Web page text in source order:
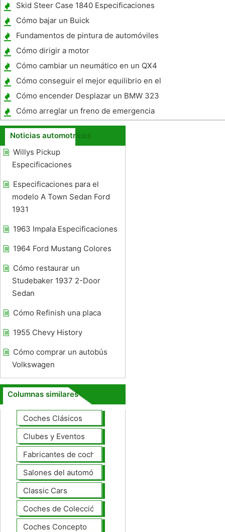
Skid Steer Case 1840 Especificaciones
Cómo bajar un Buick
Fundamentos de pintura de automóviles
Cómo dirigir a motor
Cómo cambiar un neumático en un QX4
Cómo conseguir el mejor equilibrio en el
Vans
Cómo encender Desplazar un BMW 323
Cómo arreglar un freno de emergencia
Stuck
Noticias automotrices
Willys Pickup
Especificaciones
Especificaciones para el
modelo A Town Sedan Ford
1931
1963 Impala Especificaciones
1964 Ford Mustang Colores
Cómo restaurar un
Studebaker 1937 2-Door
Sedan
Cómo Refinish una placa
1955 Chevy History
Cómo comprar un autobús
Volkswagen
Columnas similares
Coches Clásicos
Clubes y Eventos
Fabricantes de coches Modelos
Salones del automóvil
Classic Cars
Coches de Colección
Coches Concepto